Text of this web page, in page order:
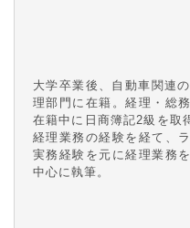
大学卒業後、自動車関連
理部門に在籍。経理・総
在籍中に日商簿記2級を取
経理業務の経験を経て、
実務経験を元に経理業務
中心に執筆。